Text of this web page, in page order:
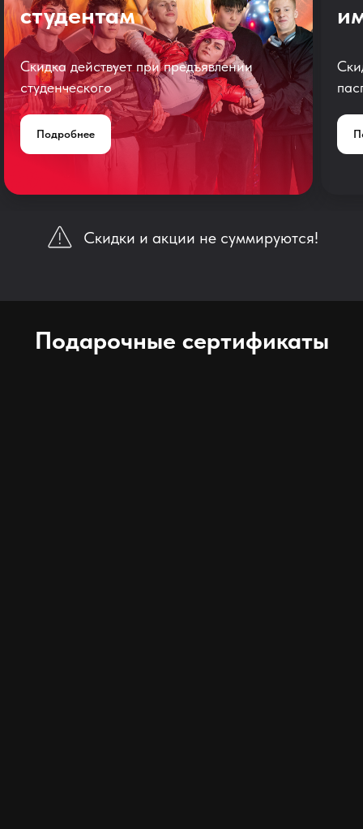
студентам
Скидка действует при предъявлении
студенческого
Подробнее
Скидки и акции не суммируются!
Подарочные сертификаты